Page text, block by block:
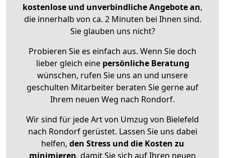
kostenlose und unverbindliche Angebote an,
die innerhalb von ca. 2 Minuten bei Ihnen sind.
Sie glauben uns nicht?
Probieren Sie es einfach aus. Wenn Sie doch
lieber gleich eine persönliche Beratung
wünschen, rufen Sie uns an und unsere
geschulten Mitarbeiter beraten Sie gerne auf
Ihrem neuen Weg nach Rondorf.
Wir sind für jede Art von Umzug von Bielefeld
nach Rondorf gerüstet. Lassen Sie uns dabei
helfen, den Stress und die Kosten zu
minimieren, damit Sie sich auf Ihren neuen